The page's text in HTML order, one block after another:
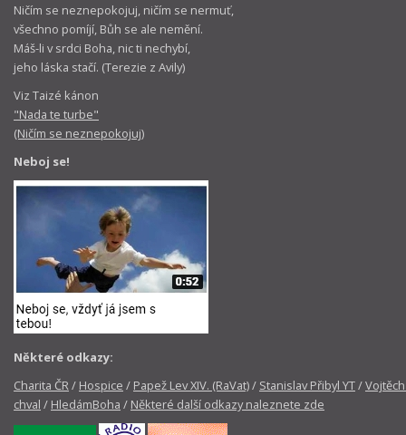
Ničím se neznepokojuj, ničím se nermuť,
všechno pomíjí, Bůh se ale nemění.
Máš-li v srdci Boha, nic ti nechybí,
jeho láska stačí. (Terezie z Avily)
Viz Taizé kánon
"Nada te turbe"
(Ničím se neznepokojuj)
Neboj se!
Některé odkazy:
Charita ČR/ Hospice / Papež Lev XIV. (RaVat)/ Stanislav Přibyl YT/
chval / HledámBoha / Některé další odkazy naleznete zde